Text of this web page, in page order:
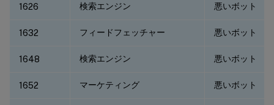
1626 検索エンジン 悪いボット
1632 フィードフェッチャー 悪いボット
1648 検索エンジン 悪いボット
1652 マーケティング 悪いボット